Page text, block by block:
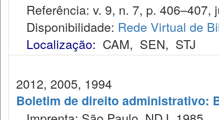
Referência: v. 9, n. 7, p. 406–407,
Disponibilidade: Rede Virtual de
Localização: CAM, SEN, STJ
2012, 2005, 1994
Boletim de direito administrativo: